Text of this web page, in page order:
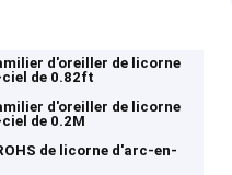
d'oreiller de licorne
de 0.82ft
d'oreiller de licorne
de 0.2M
de licorne d'arc-en-